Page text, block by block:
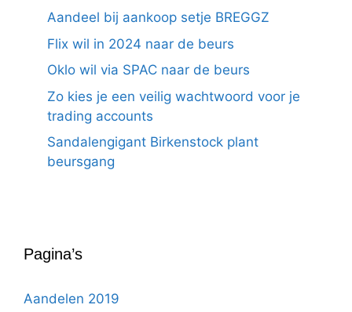
Aandeel bij aankoop setje BREGGZ
Flix wil in 2024 naar de beurs
Oklo wil via SPAC naar de beurs
Zo kies je een veilig wachtwoord voor je
trading accounts
Sandalengigant Birkenstock plant
beursgang
Pagina’s
Aandelen 2019